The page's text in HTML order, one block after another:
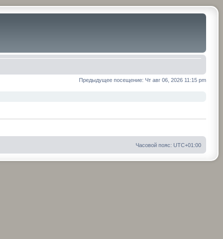
Предыдущее посещение: Чт авг 06, 2026 11:15 pm
Часовой пояс: UTC+01:00